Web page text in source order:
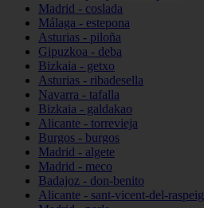
Madrid - coslada
Málaga - estepona
Asturias - piloña
Gipuzkoa - deba
Bizkaia - getxo
Asturias - ribadesella
Navarra - tafalla
Bizkaia - galdakao
Alicante - torrevieja
Burgos - burgos
Madrid - algete
Madrid - meco
Badajoz - don-benito
Alicante - sant-vicent-del-raspeig